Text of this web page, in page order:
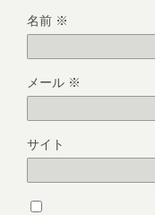
名前 ※
メール ※
サイト